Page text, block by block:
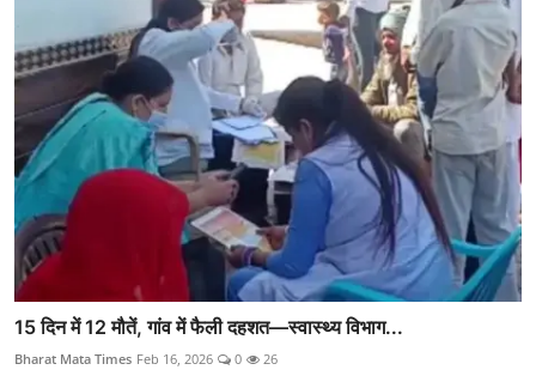
15 दिन में 12 मौतें, गांव में फैली दहशत—स्वास्थ्य विभाग...
Bharat Mata Times Feb 16, 2026 0 26